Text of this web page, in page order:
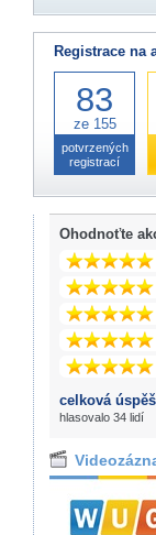
Registrace na
83
ze 155
potvrzených
registrací
Ohodnoťte
celková
hlasovalo 34 lidí